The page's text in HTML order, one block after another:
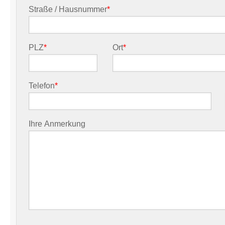
Straße / Hausnummer*
PLZ* Ort*
Telefon*
Ihre Anmerkung